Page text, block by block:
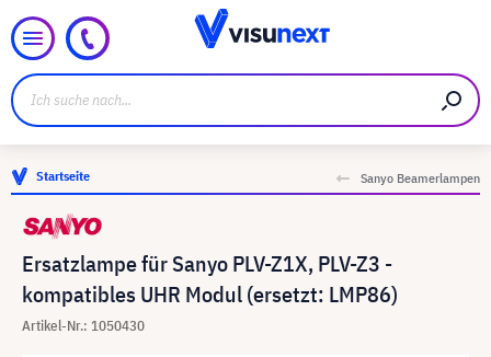
Startseite Sanyo Beamerlampen
Ersatzlampe für Sanyo PLV-Z1X, PLV-Z3 -
kompatibles UHR Modul (ersetzt: LMP86)
Artikel-Nr.: 1050430